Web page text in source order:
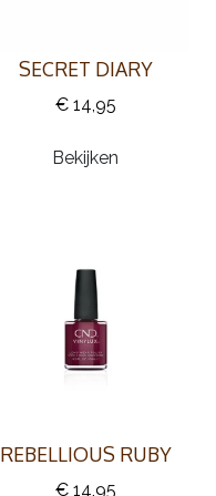
SECRET DIARY
€ 14,95
Bekijken
REBELLIOUS RUBY
€ 14,95